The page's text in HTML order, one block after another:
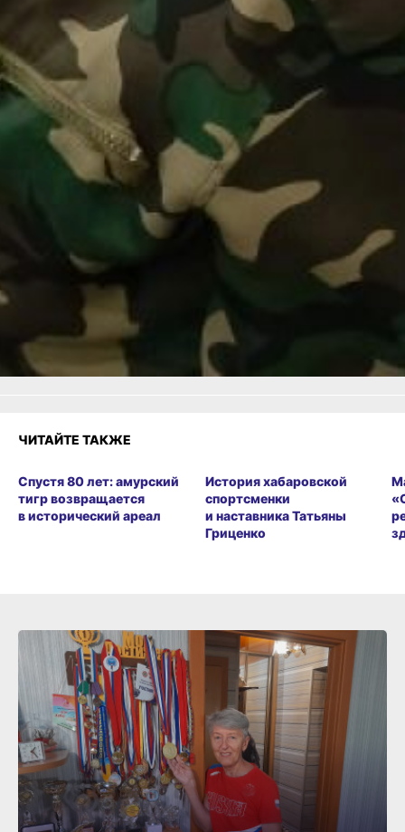
произведения. Ветераны
поблагодарили за уникальную
возможность познакомиться
с писателями города
Хабаровска. И высказали
надежду, что мероприятие
станет первой ласточкой
в череде интересных встреч
с творческими людьми нашего
богатого талантами города.
Мария Ли
Читайте нас в соцсетях:
Одноклассники,
Яндекс.Дзени
Как вам материал?
Грустно
Злость
Разочарование
ЧИТАЙТЕ ТАКЖЕ
Спустя 80 лет: амурский
тигр возвращается
в исторический ареал
История хабаровской
спортсменки
и наставника Татьяны
Гриценко